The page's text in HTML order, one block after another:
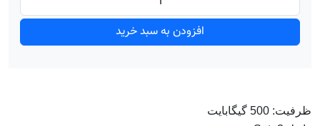
افزودن به سبد خرید
ظرفیت: 500 گیگابایت